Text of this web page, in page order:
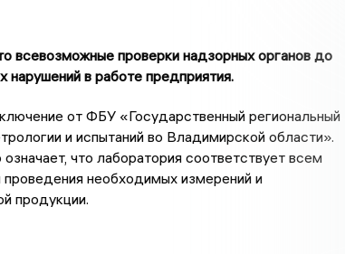
всевозможные проверки надзорных органов до
нарушений в работе предприятия.
от ФБУ «Государственный региональный
и испытаний во Владимирской области».
что лаборатория соответствует всем
необходимых измерений и
продукции.